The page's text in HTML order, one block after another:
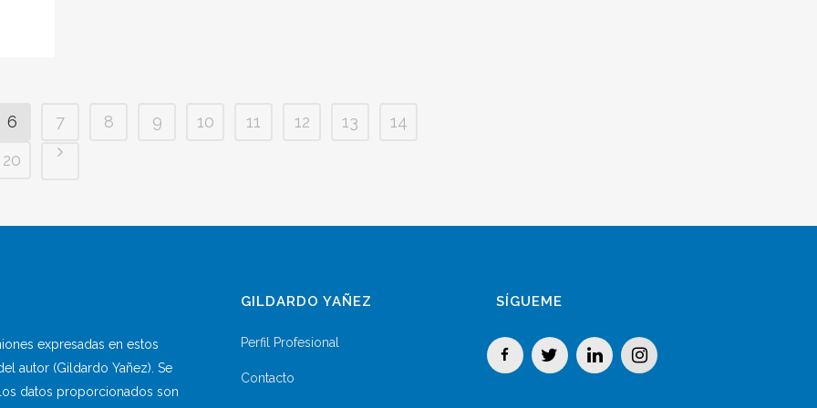
6 7 8 9 10 11 12 13
14
20
expresadas en estos
autor (Gildardo Yañez). Se
datos proporcionados son
GILDARDO YAÑEZ
Perfil Profesional
Contacto
SÍGUEME